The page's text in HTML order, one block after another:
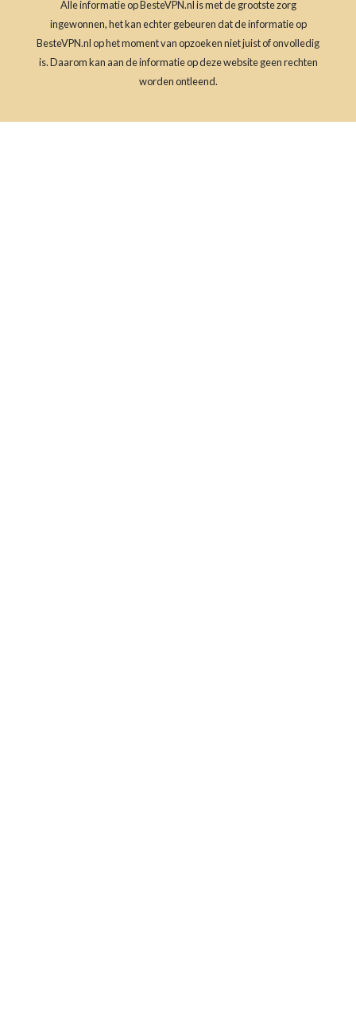
Alle informatie op BesteVPN.nl is met de grootste zorg
ingewonnen, het kan echter gebeuren dat de informatie op
BesteVPN.nl op het moment van opzoeken niet juist of onvolledig
is. Daarom kan aan de informatie op deze website geen rechten
worden ontleend.